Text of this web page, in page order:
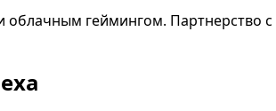
облачным геймингом.